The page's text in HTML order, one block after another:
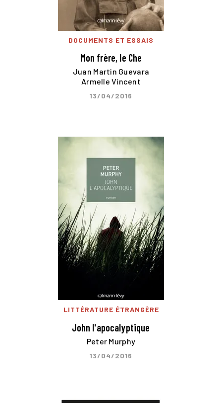
DOCUMENTS ET ESSAIS
Mon frère, le Che
Juan Martin Guevara
Armelle Vincent
13/04/2016
LITTÉRATURE ÉTRANGÈRE
John l'apocalyptique
Peter Murphy
13/04/2016